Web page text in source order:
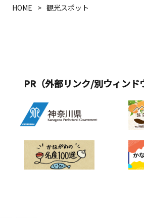
HOME 観光スポット
PR（外部リンク/別ウィンド